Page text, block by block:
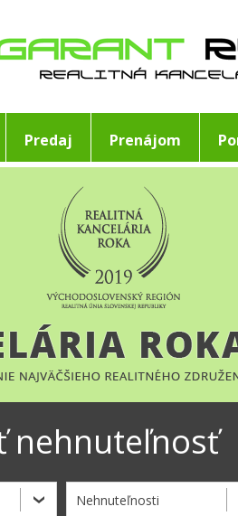
Predaj Prenájom
nehnuteľnosť
Nehnuteľnosti